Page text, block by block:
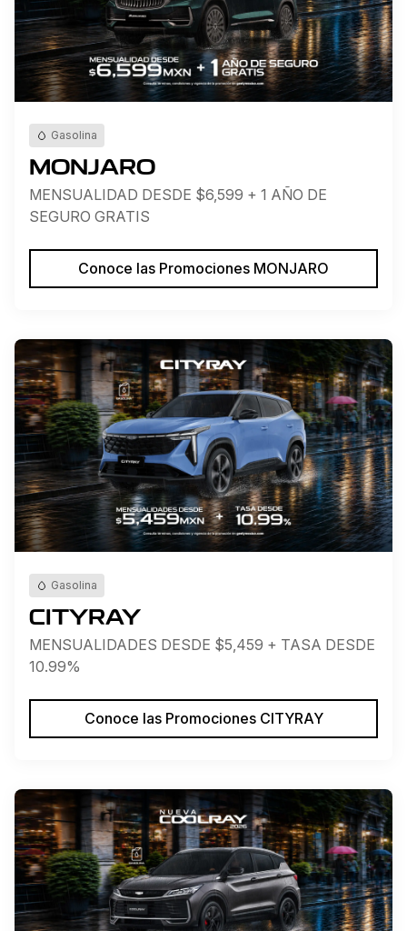
Gasolina
MONJARO
MENSUALIDAD DESDE $6,599 + 1 AÑO DE
SEGURO GRATIS
Conoce las Promociones MONJARO
Gasolina
CITYRAY
MENSUALIDADES DESDE $5,459 + TASA DESDE
10.99%
Conoce las Promociones CITYRAY